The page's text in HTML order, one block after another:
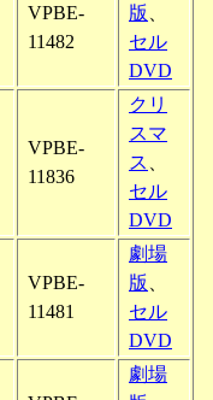
VPBE-
11482
版
セル
DVD
VPBE-
11836
クリ
スマ
ス
セル
DVD
VPBE-
11481
劇場
版
セル
DVD
劇場